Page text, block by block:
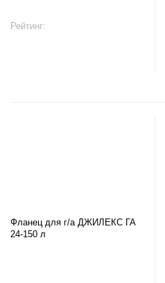
Рейтинг:
Фланец для г/а ДЖИЛЕКС ГА
24-150 л